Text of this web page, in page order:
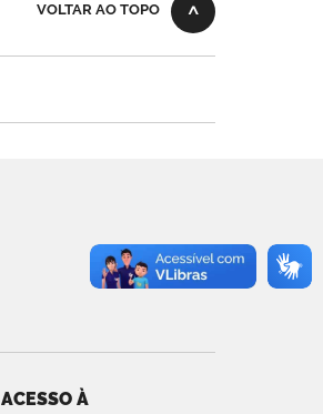
VOLTAR AO TOPO
ACESSO À